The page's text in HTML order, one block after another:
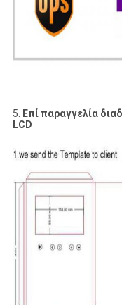
5. Επί παραγγελία
LCD